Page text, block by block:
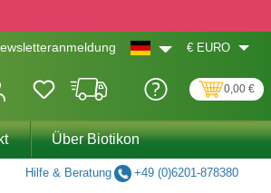
€ EURO
0,00 €
Über Biotikon
Hilfe & Beratung +49 (0)6201-878380